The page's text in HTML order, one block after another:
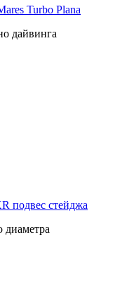
Turbo Plana
дайвинга
подвес стейджа
диаметра